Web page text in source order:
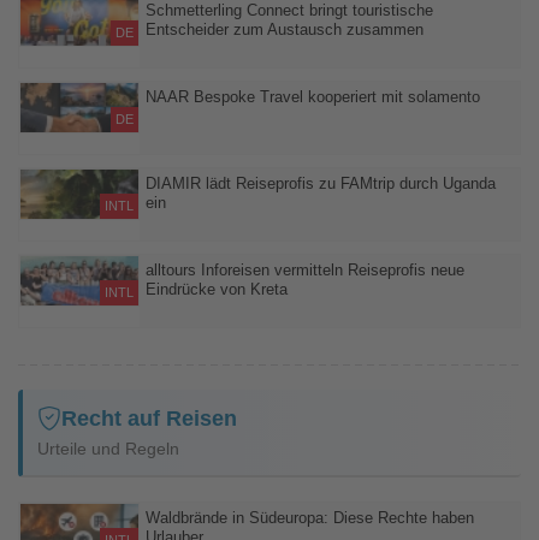
App der B2B-Plattform
DE
Schmetterling Connect bringt touristische
Entscheider zum Austausch zusammen
persönliche Begegnungen und regionale Erlebnisse
DE
NAAR Bespoke Travel kooperiert mit solamento
maßgeschneiderten Fernreisen und flexiblen Planungsmodellen
INTL
DIAMIR lädt Reiseprofis zu FAMtrip durch Uganda
ein
sowie Safaris aus erster Hand
INTL
alltours Inforeisen vermitteln Reiseprofis neue
Eindrücke von Kreta
Recht auf Reisen
Urteile und Regeln
Waldbrände in Südeuropa: Diese Rechte haben